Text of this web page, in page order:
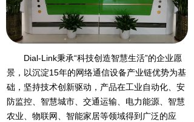
Dial-Link秉承“科技创造智慧生活”的企业愿
景，以沉淀15年的网络通信设备产业链优势为基
础，坚持技术创新驱动，产品在工业自动化、安
防监控、智慧城市、交通运输、电力能源、智慧
农业、物联网、智能家居等领域得到广泛的应